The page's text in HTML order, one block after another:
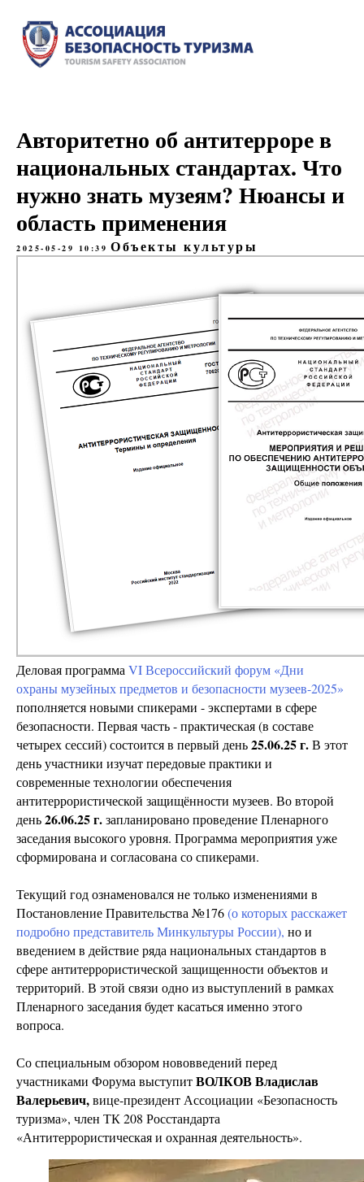
Авторитетно об антитерроре в
национальных стандартах. Что
нужно знать музеям? Нюансы и
область применения
2025-05-29 10:39 Объекты культуры
Деловая программа VI Всероссийский форум «Дни
охраны музейных предметов и безопасности музеев-2025»
пополняется новыми спикерами - экспертами в сфере
безопасности. Первая часть - практическая (в составе
четырех сессий) состоится в первый день25.06.25 г.В этот
день участники изучат передовые практики и
современные технологии обеспечения
антитеррористической защищённости музеев. Во второй
день26.06.25 г.запланировано проведение Пленарного
заседания высокого уровня. Программа мероприятия уже
сформирована и согласована со спикерами.
Текущий год ознаменовался не только изменениями в
Постановление Правительства №176(о которых расскажет
подробно представитель Минкультуры России), но и
введением в действие ряда национальных стандартов в
сфере антитеррористической защищенности объектов и
территорий. В этой связи одно из выступлений в рамках
Пленарного заседания будет касаться именно этого
вопроса.
Со специальным обзором нововведений перед
участниками Форума выступитВОЛКОВ Владислав
Валерьевич,вице-президент Ассоциации «Безопасность
туризма», член ТК 208 Росстандарта
«Антитеррористическая и охранная деятельность».